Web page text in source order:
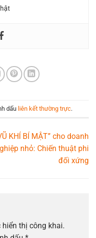
dấu liên kết thường trực.
KHÍ BÍ MẬT” cho doanh
nhỏ: Chiến thuật phi
đối xứng
thị công khai.